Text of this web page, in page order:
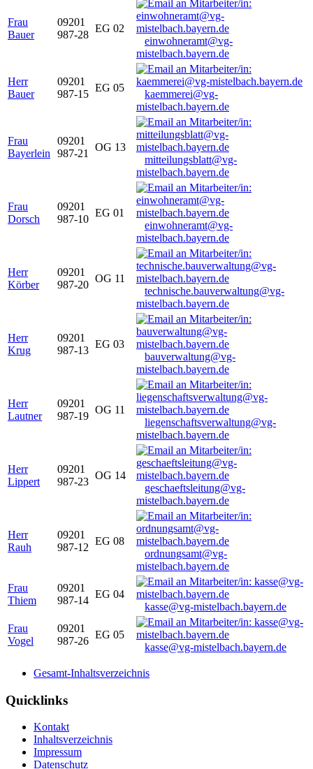
Frau
Bauer
09201
987-28
EG 02
einwohneramt@vg-
mistelbach.bayern.de
Herr
Bauer
09201
987-15
EG 05
kaemmerei@vg-
mistelbach.bayern.de
Frau
Bayerlein
09201
987-21
OG 13
mitteilungsblatt@vg-
mistelbach.bayern.de
Frau
Dorsch
09201
987-10
EG 01
einwohneramt@vg-
mistelbach.bayern.de
Herr
Körber
09201
987-20
OG 11
technische.bauverwaltung@vg-
mistelbach.bayern.de
Herr
Krug
09201
987-13
EG 03
bauverwaltung@vg-
mistelbach.bayern.de
Herr
Lautner
09201
987-19
OG 11
liegenschaftsverwaltung@vg-
mistelbach.bayern.de
Herr
Lippert
09201
987-23
OG 14
geschaeftsleitung@vg-
mistelbach.bayern.de
Herr
Rauh
09201
987-12
EG 08
ordnungsamt@vg-
mistelbach.bayern.de
Frau
Thiem
09201
987-14
EG 04
kasse@vg-mistelbach.bayern.de
Frau
Vogel
09201
987-26
EG 05
kasse@vg-mistelbach.bayern.de
Gesamt-Inhaltsverzeichnis
Quicklinks
Kontakt
Inhaltsverzeichnis
Impressum
Datenschutz